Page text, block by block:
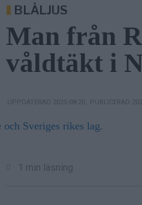
BLÅLJUS
Man från
våldtäkt i
UPPDATERAD 2025-08-20, PUBLICERAD
1 min läsning